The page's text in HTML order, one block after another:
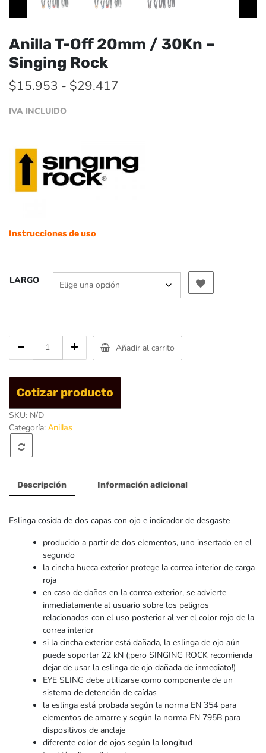
Anilla T-Off 20mm / 30Kn –
Singing Rock
$15.953 - $29.417
$15.953
hasta
IVA INCLUIDO
Instrucciones de uso
LARGO
Cantidad
T-
Off
/
30Kn
Singing
Añadir al carrito
Cotizar producto
SKU: N/D
Categoría: Anillas
Descripción Información adicional
Eslinga cosida de dos capas con ojo e indicador de desgaste
producido a partir de dos elementos, uno insertado en el
segundo
la cincha hueca exterior protege la correa interior de carga
roja
en caso de daños en la correa exterior, se advierte
inmediatamente al usuario sobre los peligros
relacionados con el uso posterior al ver el color rojo de la
correa interior
si la cincha exterior está dañada, la eslinga de ojo aún
puede soportar 22 kN (¡pero SINGING ROCK recomienda
dejar de usar la eslinga de ojo dañada de inmediato!)
EYE SLING debe utilizarse como componente de un
sistema de detención de caídas
la eslinga está probada según la norma EN 354 para
elementos de amarre y según la norma EN 795B para
dispositivos de anclaje
diferente color de ojos según la longitud